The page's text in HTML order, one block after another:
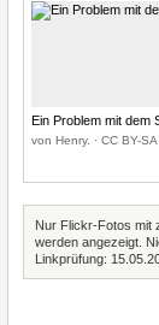
Ein Problem mit dem
von Henry. · CC BY-
Nur Flickr-Fotos mit
werden angezeigt.
Linkprüfung: